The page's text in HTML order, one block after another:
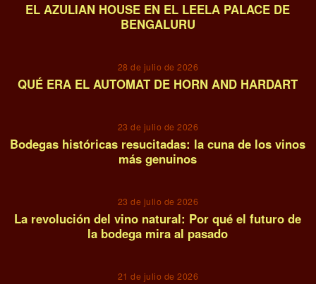
EL AZULIAN HOUSE EN EL LEELA PALACE DE
BENGALURU
28 de julio de 2026
QUÉ ERA EL AUTOMAT DE HORN AND HARDART
06
23 de julio de 2026
Bodegas históricas resucitadas: la cuna de los vinos
más genuinos
23 de julio de 2026
La revolución del vino natural: Por qué el futuro de
la bodega mira al pasado
21 de julio de 2026